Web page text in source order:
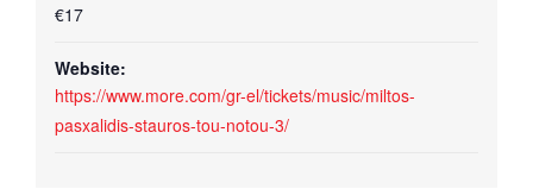
€17
Website:
https://www.more.com/gr-el/tickets/music/miltos-
pasxalidis-stauros-tou-notou-3/